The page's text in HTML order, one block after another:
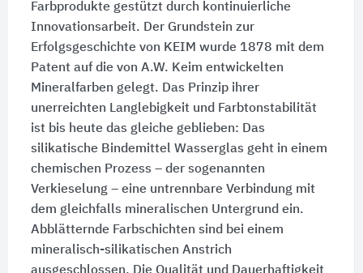
Farbprodukte gestützt durch kontinuierliche
Innovationsarbeit. Der Grundstein zur
Erfolgsgeschichte von KEIM wurde 1878 mit dem
Patent auf die von A.W. Keim entwickelten
Mineralfarben gelegt. Das Prinzip ihrer
unerreichten Langlebigkeit und Farbtonstabilität
ist bis heute das gleiche geblieben: Das
silikatische Bindemittel Wasserglas geht in einem
chemischen Prozess – der sogenannten
Verkieselung – eine untrennbare Verbindung mit
dem gleichfalls mineralischen Untergrund ein.
Abblätternde Farbschichten sind bei einem
mineralisch-silikatischen Anstrich